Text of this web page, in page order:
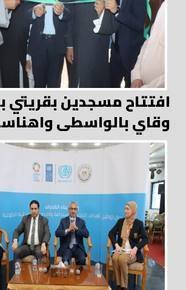
افتتاح مسجدين بقريتي
وقاي بالواسطى